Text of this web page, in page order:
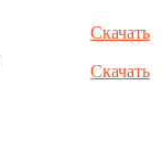
Скачать
Скачать